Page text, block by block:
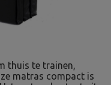
thuis te trainen,
matras compact is